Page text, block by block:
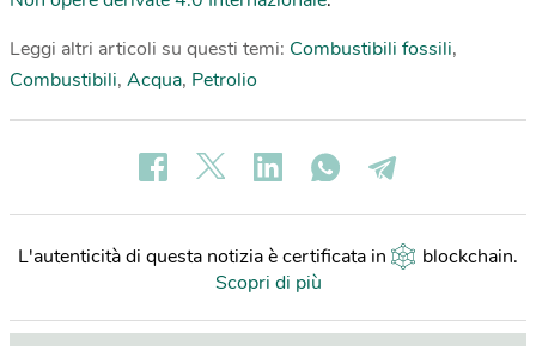
Leggi altri articoli su questi temi: Combustibili fossili,
Combustibili, Acqua, Petrolio
L'autenticità di questa notizia è certificata in blockchain.
Scopri di più